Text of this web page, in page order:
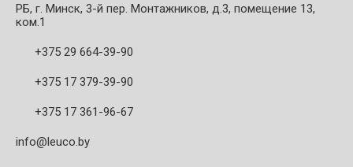
РБ, г. Минск, 3-й пер. Монтажников, д.3, помещение 13,
ком.1
+375 29 664-39-90
+375 17 379-39-90
+375 17 361-96-67
info@leuco.by